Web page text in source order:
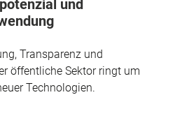
und
Transparenz und
öffentliche Sektor ringt um
Technologien.